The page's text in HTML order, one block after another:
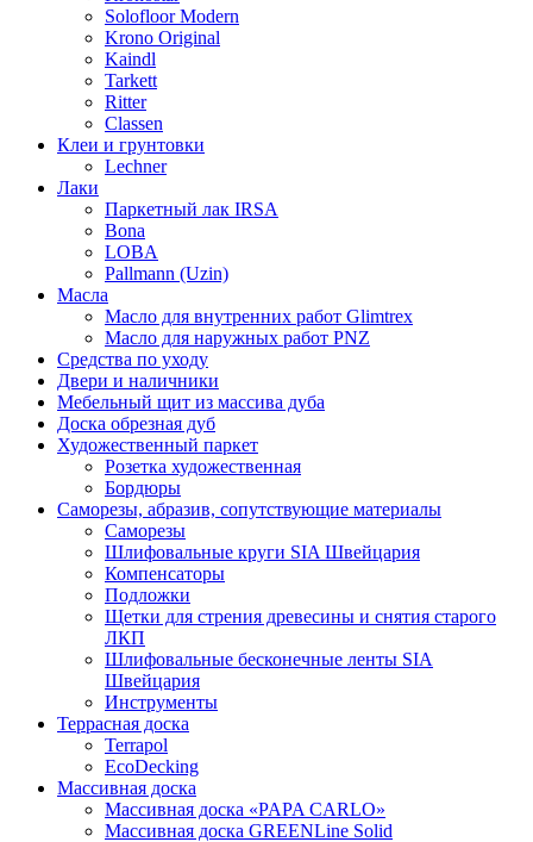
Solofloor Modern
Krono Original
Kaindl
Tarkett
Ritter
Classen
Клеи и грунтовки
Lechner
Лаки
Паркетный лак IRSA
Bona
LOBA
Pallmann (Uzin)
Масла
Масло для внутренних работ Glimtrex
Масло для наружных работ PNZ
Средства по уходу
Двери и наличники
Мебельный щит из массива дуба
Доска обрезная дуб
Художественный паркет
Розетка художественная
Бордюры
Саморезы, абразив, сопутствующие материалы
Саморезы
Шлифовальные круги SIA Швейцария
Компенсаторы
Подложки
Щетки для стрения древесины и снятия старого
ЛКП
Шлифовальные бесконечные ленты SIA
Швейцария
Инструменты
Террасная доска
Terrapol
EcoDecking
Массивная доска
Массивная доска «PAPA CARLO»
Массивная доска GREENLine Solid